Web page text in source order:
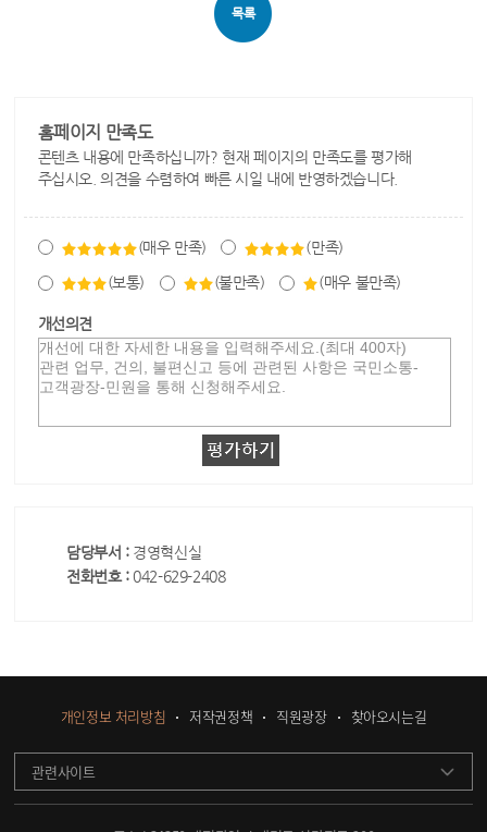
목록
홈페이지 만족도
콘텐츠 내용에 만족하십니까? 현재 페이지의 만족도를 평가해
주십시오. 의견을 수렴하여 빠른 시일 내에 반영하겠습니다.
(매우 만족) (만족)
(보통) (불만족) (매우 불만족)
개선의견
담당부서 : 경영혁신실
전화번호 : 042-629-2408
개인정보 처리방침 저작권정책 직원광장 찾아오시는길
관련사이트